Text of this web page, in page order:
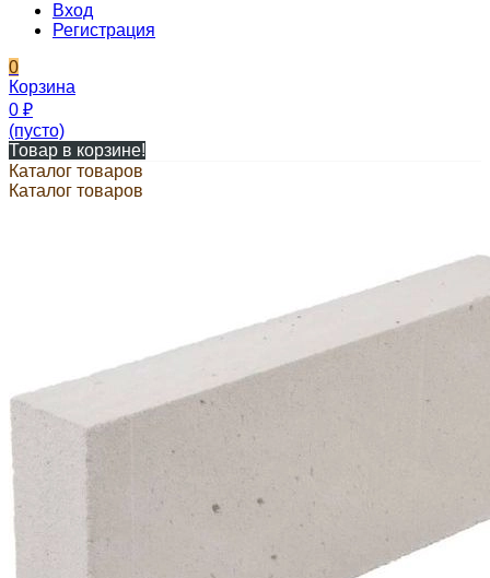
Вход
Регистрация
0
Корзина
0 ₽
(пусто)
Товар в корзине!
Каталог товаров
Каталог товаров